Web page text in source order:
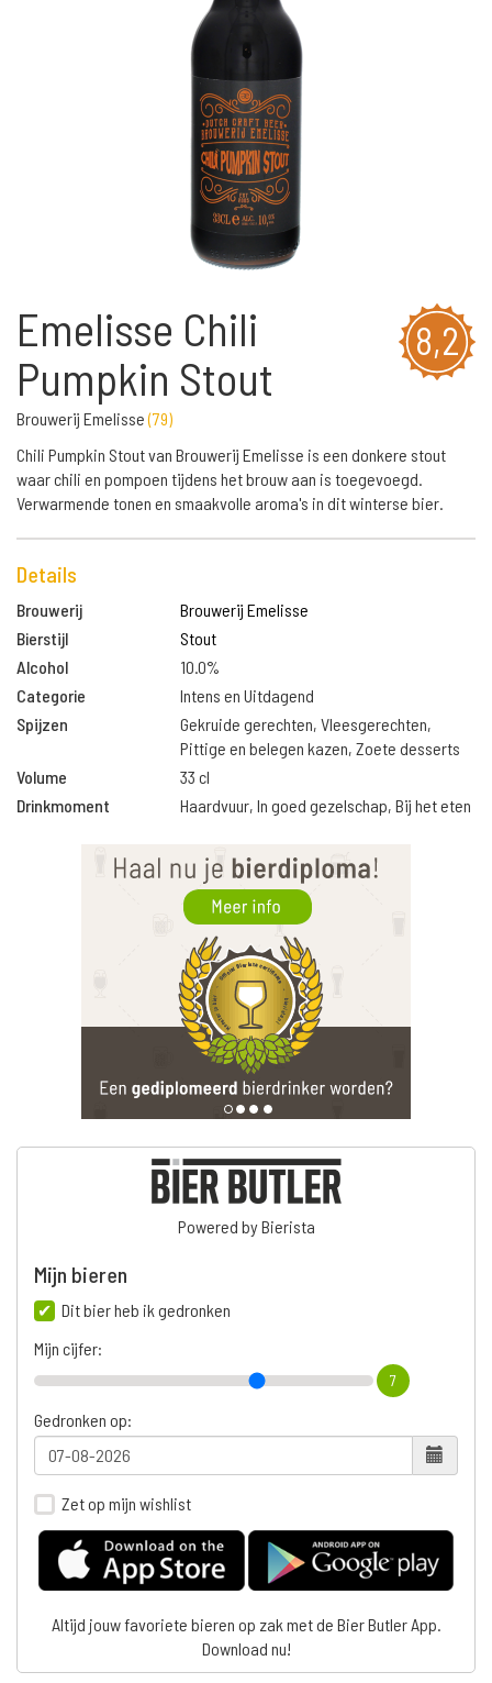
8,2
Emelisse Chili
Pumpkin Stout
Brouwerij Emelisse(79)
Chili Pumpkin Stout van Brouwerij Emelisse is een donkere stout
waar chili en pompoen tijdens het brouw aan is toegevoegd.
Verwarmende tonen en smaakvolle aroma's in dit winterse bier.
Details
Brouwerij
Brouwerij Emelisse
Bierstijl
Stout
Alcohol
10.0%
Categorie
Intens en Uitdagend
Spijzen
Gekruide gerechten, Vleesgerechten,
Pittige en belegen kazen, Zoete desserts
Volume
33 cl
Drinkmoment
Haardvuur, In goed gezelschap, Bij het eten
Powered by Bierista
Mijn bieren
Dit bier heb ik gedronken
Mijn cijfer:
7
Gedronken op:
Zet op mijn wishlist
Altijd jouw favoriete bieren op zak met de Bier Butler App.
Download nu!